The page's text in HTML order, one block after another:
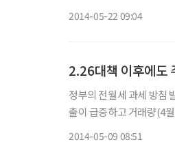
2014-05-22 09:04
2.26대책 이후에
정부의 전월세 과세 방침
출이 급증하고 거래량(4월)도 전년에 비해 크
2014-05-09 08:51